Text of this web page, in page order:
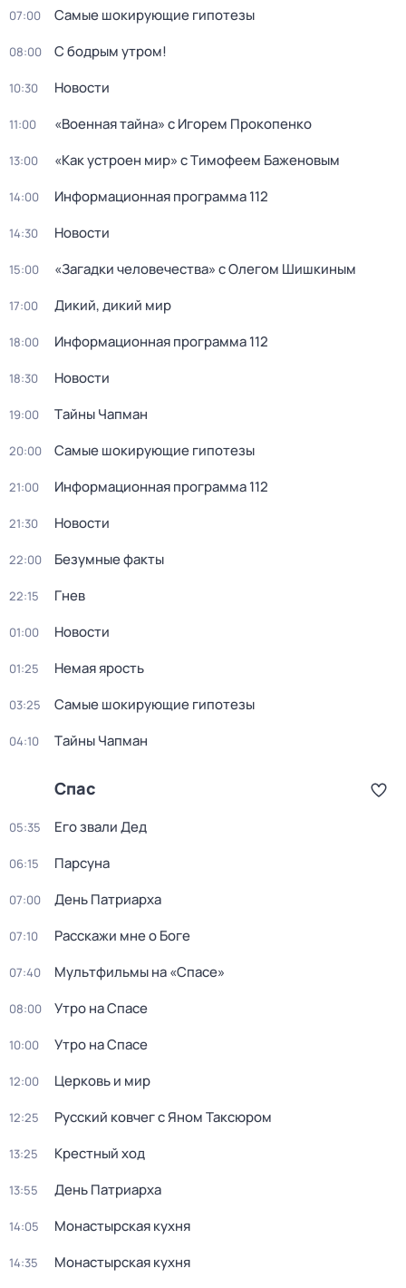
07:00 Самые шoкиpующие гипотезы
08:00 С бодрым утром!
10:30 Новости
11:00 «Военная тайна» с Игорем Прокопенко
13:00 «Как устроен мир» с Тимофеем Баженовым
14:00 Информационная программа 112
14:30 Новости
15:00 «Загадки человечества» с Олегом Шишкиным
17:00 Дикий, дикий мир
18:00 Информационная программа 112
18:30 Новости
19:00 Тaйны Чапман
20:00 Самые шoкиpующие гипотезы
21:00 Информационная программа 112
21:30 Новости
22:00 Безумные факты
22:15 Гнев
01:00 Новости
01:25 Немая ярость
03:25 Самые шoкиpующие гипотезы
04:10 Тaйны Чапман
Спас
05:35 Его звали Дед
06:15 Парсуна
07:00 День Патриарха
07:10 Расскажи мне о Боге
07:40 Мультфильмы на «Спасе»
08:00 Утро на Спасе
10:00 Утро на Спасе
12:00 Церковь и мир
12:25 Русский ковчег с Яном Таксюром
13:25 Крестный ход
13:55 День Патриарха
14:05 Монастырская кухня
14:35 Монастырская кухня